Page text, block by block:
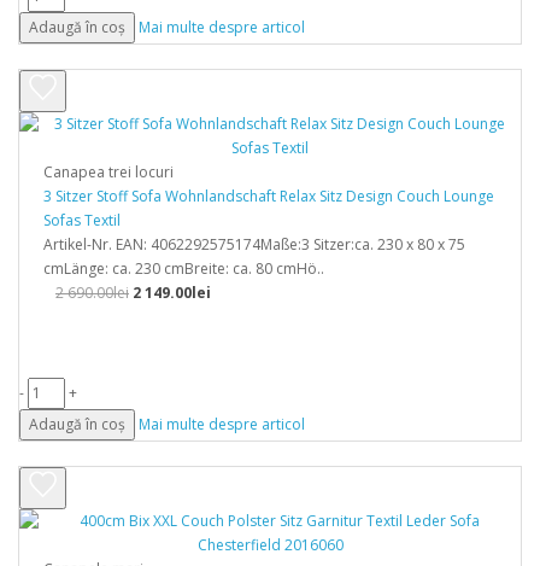
Adaugă în coș
Mai multe despre articol
Canapea trei locuri
3 Sitzer Stoff Sofa Wohnlandschaft Relax Sitz Design Couch Lounge
Sofas Textil
Artikel-Nr. EAN: 4062292575174Maße:3 Sitzer:ca. 230 x 80 x 75
cmLänge: ca. 230 cmBreite: ca. 80 cmHö..
2 690.00lei 2 149.00lei
-
+
Adaugă în coș
Mai multe despre articol